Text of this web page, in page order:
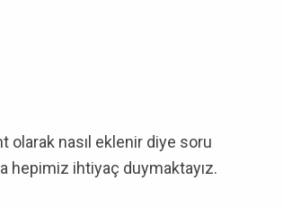
olarak nasıl eklenir diye soru
hepimiz ihtiyaç duymaktayız.